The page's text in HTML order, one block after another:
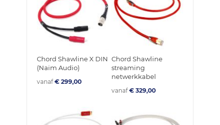
Chord Shawline X DIN
(Naim Audio)
vanaf € 299,00
Chord Shawline
streaming
netwerkkabel
vanaf € 329,00